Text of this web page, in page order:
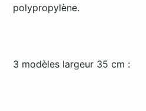
polypropylène.
3 modèles largeur 35 cm :